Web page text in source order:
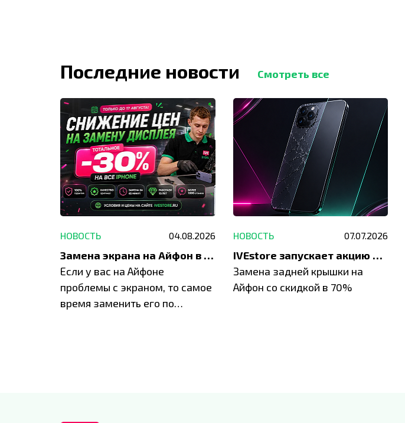
Последние новости Смотреть все
НОВОСТЬ 04.08.2026
Замена экрана на Айфон в Москве и Балашихе
Если у вас на Айфоне
проблемы с экраном, то самое
время заменить его по
НОВОСТЬ 07.07.2026
IVEstore запускает акцию на замену заднего стекла
Замена задней крышки на
Айфон со скидкой в 70%